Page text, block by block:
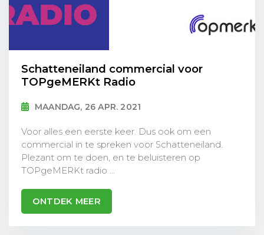
Schatteneiland commercial voor
TOPgeMERKt Radio
MAANDAG, 26 APR. 2021
Voor alles een eerste keer. Dus ook om een
commercial in te spreken voor Schatteneiland.
Plezant om te doen, en te beluisteren op
TOPgeMERKt radio ...
ONTDEK MEER